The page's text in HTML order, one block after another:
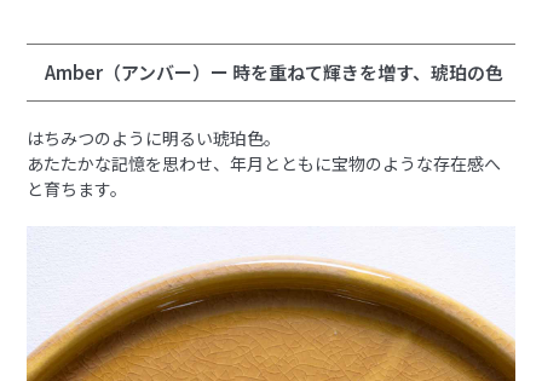
Amber（アンバー）ー 時を重ねて輝きを増す、琥珀の色
はちみつのように明るい琥珀色。
あたたかな記憶を思わせ、年月とともに宝物のような存在感へ
と育ちます。